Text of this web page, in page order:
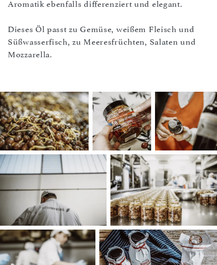
Aromatik ebenfalls differenziert und elegant.
Dieses Öl passt zu Gemüse, weißem Fleisch und
Süßwasserfisch, zu Meeresfrüchten, Salaten und
Mozzarella.